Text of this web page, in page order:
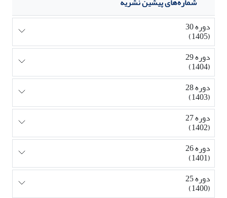
دوره 30
(1405)
دوره 29
(1404)
دوره 28
(1403)
دوره 27
(1402)
دوره 26
(1401)
دوره 25
(1400)